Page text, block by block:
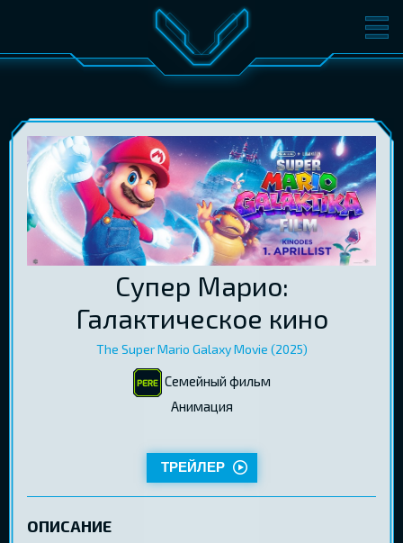
ФИЛЬМЫ БИЛЕТЫ
КОНФЕРЕНЦИИ КИНОКЛУБ-V
ПОДАРОЧНЫЕ КАРТЫ
Супер Марио:
Галактическое кино
The Super Mario Galaxy Movie (2025)
Семейный фильм
Aнимация
ТРЕЙЛЕР
ОПИСАНИЕ